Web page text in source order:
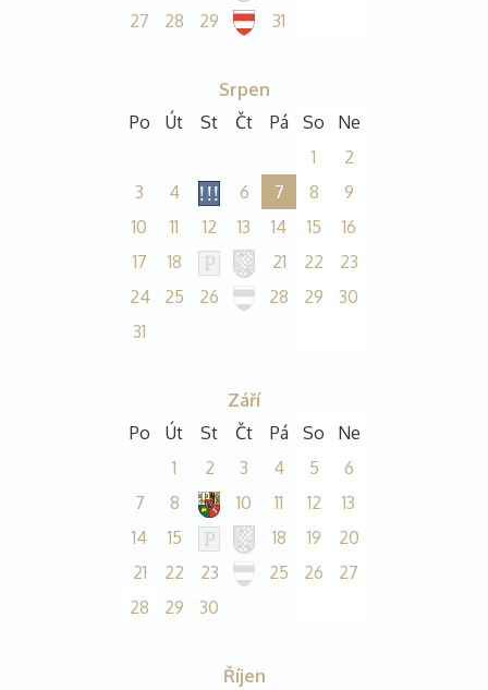
27
28 29 31
Srpen
Po
Út St Čt Pá So
Ne
1
2
3
4 6 7 8
9
10
11 12 13 14 15
16
17
18 21 22
23
24
25 26 28 29
30
31
Září
Po
Út St Čt Pá So
Ne
1
2 3 4 5
6
7
8 10 11 12
13
14
15 18 19
20
21
22 23 25 26
27
28
29 30
Říjen